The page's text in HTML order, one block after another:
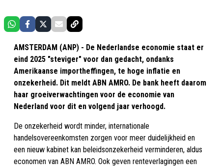
AMSTERDAM (ANP) - De Nederlandse economie staat er
eind 2025 "steviger" voor dan gedacht, ondanks
Amerikaanse importheffingen, te hoge inflatie en
onzekerheid. Dit meldt ABN AMRO. De bank heeft daarom
haar groeiverwachtingen voor de economie van
Nederland voor dit en volgend jaar verhoogd.
De onzekerheid wordt minder, internationale
handelsovereenkomsten zorgen voor meer duidelijkheid en
een nieuw kabinet kan beleidsonzekerheid verminderen, aldus
economen van ABN AMRO. Ook geven renteverlagingen een